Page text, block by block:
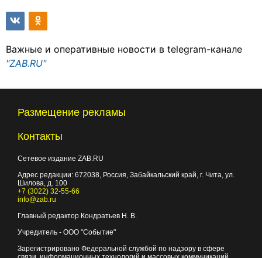
Важные и оперативные новости в telegram-канале
"ZAB.RU"
Размещение рекламы
Контакты
Сетевое издание ZAB.RU
Адрес редакции: 672038, Россия, Забайкальский край, г. Чита, ул.
Шилова, д. 100
+7 (3022) 32-55-66
info@zab.ru
Главный редактор Кондратьев Н. В.
Учредитель - ООО "Событие"
Зарегистрировано Федеральной службой по надзору в сфере